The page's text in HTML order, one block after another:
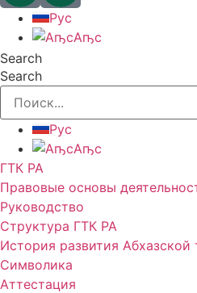
Рус
Аҧс
Search
Search
Рус
Аҧс
ГТК РА
Правовые основы
Руководство
Структура ГТК РА
История развития
Символика
Аттестация